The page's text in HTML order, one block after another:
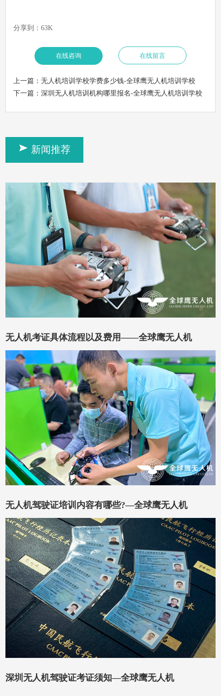
分享到：63K
上一篇：无人机培训学校学费多少钱-全球鹰无人机培训学校
下一篇：深圳无人机培训机构哪里报名-全球鹰无人机培训学校
新闻推荐
无人机考证具体流程以及费用——全球鹰无人机
无人机驾驶证培训内容有哪些?—全球鹰无人机
深圳无人机驾驶证考证须知—全球鹰无人机